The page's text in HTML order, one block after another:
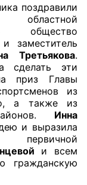
поздравили
областной
общество
заместитель
Третьякова.
сделать эти
приз Главы
из
а также из
Инна
и выразила
первичной
и всем
гражданскую